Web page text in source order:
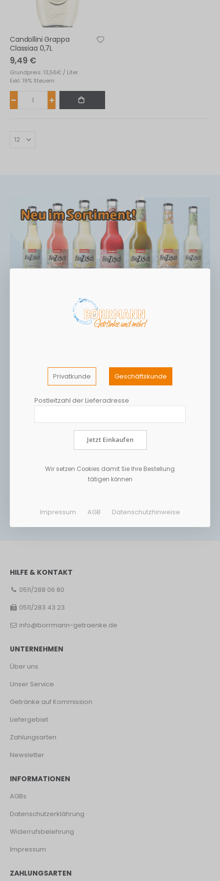
Candollini Grappa
Classiaa 0,7L
9,49 €
Grundpreis: 13,56€ / Liter
Exkl. 19% Steuern
HILFE & KONTAKT
0511/288 06 80
0511/283 43 23
info@borrmann-getraenke.de
UNTERNEHMEN
Über uns
Unser Service
Getränke auf Kommission
Liefergebiet
Zahlungsarten
Newsletter
INFORMATIONEN
AGBs
Datenschutzerklährung
Widerrufsbelehrung
Impressum
ZAHLUNGSARTEN
Privatkunde Geschäftskunde
Postleitzahl der Lieferadresse
Jetzt Einkaufen
Wir setzen Cookies damit Sie Ihre Bestellung
tätigen können
Impressum AGB Datenschutzhinweise